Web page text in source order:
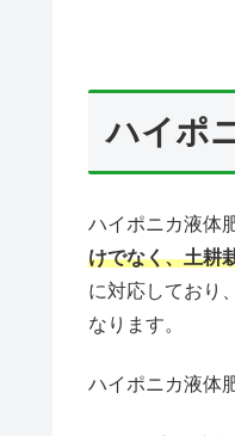
ハイポ
ハイポニカ液体
けでなく、土耕
に対応しており
なります。
ハイポニカ液体